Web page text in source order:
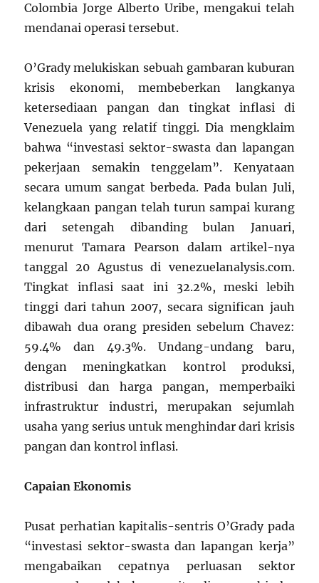
Colombia Jorge Alberto Uribe, mengakui telah
mendanai operasi tersebut.
O’Grady melukiskan sebuah gambaran kuburan
krisis ekonomi, membeberkan langkanya
ketersediaan pangan dan tingkat inflasi di
Venezuela yang relatif tinggi. Dia mengklaim
bahwa “investasi sektor-swasta dan lapangan
pekerjaan semakin tenggelam”. Kenyataan
secara umum sangat berbeda. Pada bulan Juli,
kelangkaan pangan telah turun sampai kurang
dari setengah dibanding bulan Januari,
menurut Tamara Pearson dalam artikel-nya
tanggal 20 Agustus di venezuelanalysis.com.
Tingkat inflasi saat ini 32.2%, meski lebih
tinggi dari tahun 2007, secara significan jauh
dibawah dua orang presiden sebelum Chavez:
59.4% dan 49.3%. Undang-undang baru,
dengan meningkatkan kontrol produksi,
distribusi dan harga pangan, memperbaiki
infrastruktur industri, merupakan sejumlah
usaha yang serius untuk menghindar dari krisis
pangan dan kontrol inflasi.
Capaian Ekonomis
Pusat perhatian kapitalis-sentris O’Grady pada
“investasi sektor-swasta dan lapangan kerja”
mengabaikan cepatnya perluasan sektor